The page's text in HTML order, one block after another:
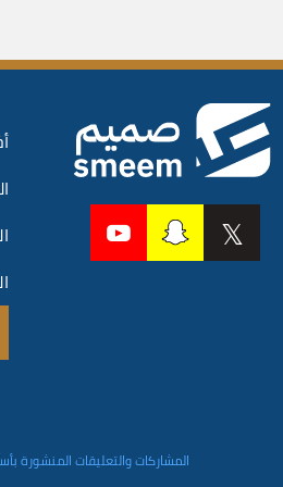
المشاركات والتعليقات المنشورة